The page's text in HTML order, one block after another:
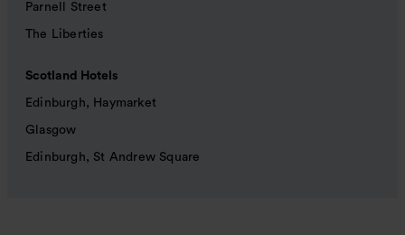
Parnell Street
The Liberties
Scotland Hotels
Edinburgh, Haymarket
Glasgow
Edinburgh, St Andrew Square